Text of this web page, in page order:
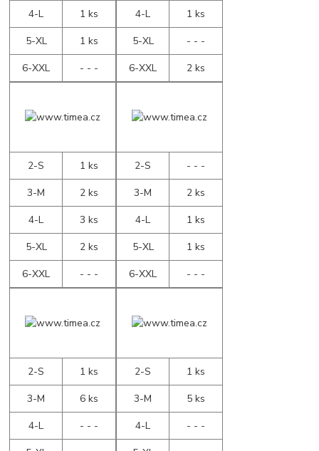
4-L
1 ks
5-XL
1 ks
6-XXL
- - -
4-L
1 ks
5-XL
- - -
6-XXL
2 ks
2-S
1 ks
3-M
2 ks
4-L
3 ks
5-XL
2 ks
6-XXL
- - -
2-S
- - -
3-M
2 ks
4-L
1 ks
5-XL
1 ks
6-XXL
- - -
2-S
1 ks
3-M
6 ks
4-L
- - -
2-S
1 ks
3-M
5 ks
4-L
- - -